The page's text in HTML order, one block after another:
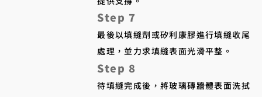
Step 7
最後以填縫劑或矽利康膠進行填縫收尾
處理，並力求填縫表面光滑平整。
Step 8
待填縫完成後，將玻璃磚牆體表面洗拭